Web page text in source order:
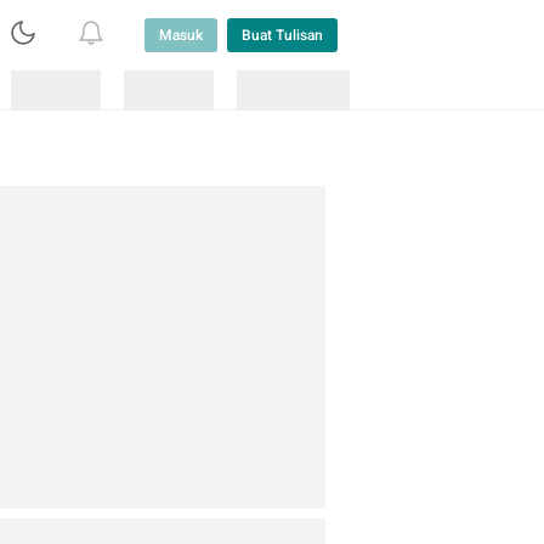
Masuk Buat Tulisan